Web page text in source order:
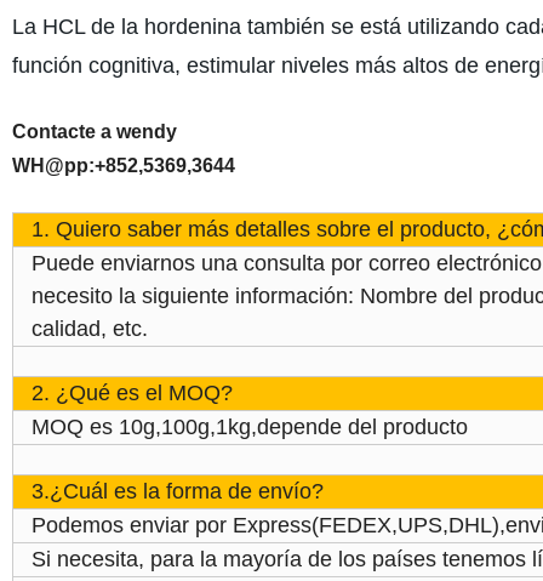
La HCL de la hordenina también se está utilizando
función cognitiva, estimular niveles más altos de
Contacte a wendy
WH@pp:+852,5369,3644
1. Quiero saber más detalles sobre el producto,
Puede enviarnos una consulta por correo
necesito la siguiente información: Nombre del
calidad, etc.
2. ¿Qué es el MOQ?
MOQ es 10g,100g,1kg,depende del producto
3.¿Cuál es la forma de envío?
Podemos enviar por
Si necesita, para la mayoría de los países tenemos